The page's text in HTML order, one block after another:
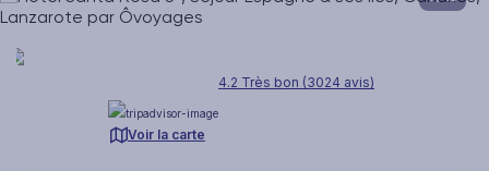
4.2 Très bon (3024 avis)
Voir la carte